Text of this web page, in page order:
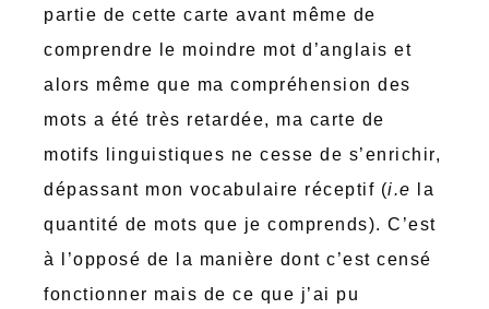
partie de cette carte avant même de
comprendre le moindre mot d’anglais et
alors même que ma compréhension des
mots a été très retardée, ma carte de
motifs linguistiques ne cesse de s’enrichir,
dépassant mon vocabulaire réceptif (i.e
la
quantité de mots que je comprends). C’est
à l’opposé de la manière dont c’est censé
fonctionner mais de ce que j’ai pu